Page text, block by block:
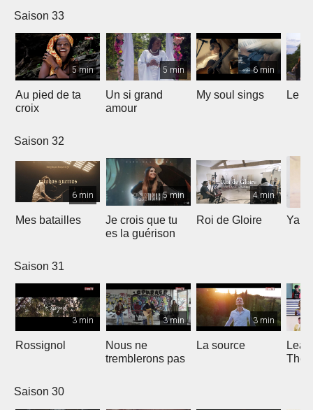
Saison 33
5 min
Au pied de ta
croix
5 min
Un si grand
amour
6 min
My soul sings Le
Saison 32
6 min
Mes batailles
5 min
Je crois que tu
es la guérison
4 min
Roi de Gloire
Saison 31
3 min
Rossignol
3 min
Nous ne
tremblerons pas
3 min
La source
The
Saison 30